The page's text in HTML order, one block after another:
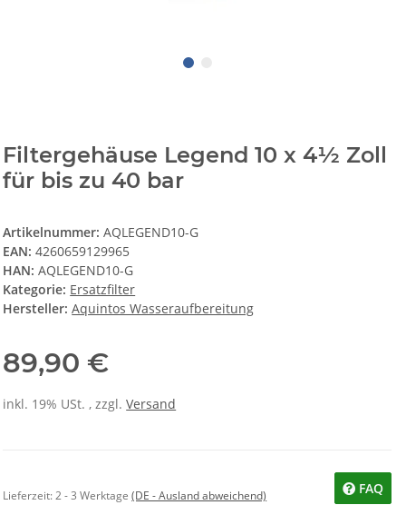
Filtergehäuse Legend 10 x 4½ Zoll
für bis zu 40 bar
Artikelnummer:AQLEGEND10-G
EAN: 4260659129965
HAN: AQLEGEND10-G
Kategorie: Ersatzfilter
Hersteller: Aquintos Wasseraufbereitung
89,90 €
inkl. 19% USt. , zzgl.Versand
Lieferzeit:2 - 3 Werktage(DE - Ausland abweichend) FAQ